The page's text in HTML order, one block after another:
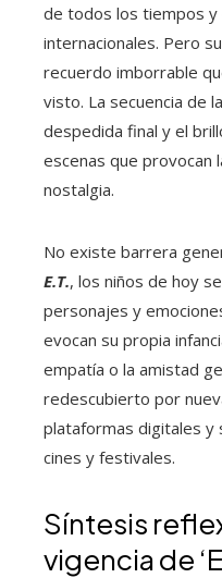
de todos los tiempos y
internacionales. Pero
recuerdo imborrable
visto. La secuencia de
despedida final y el
escenas que provocan
nostalgia.
No existe barrera
E.T., los niños de hoy
personajes y
evocan su propia
empatía o la amistad
redescubierto por
plataformas digitales y
cines y festivales.
Síntesis
vigencia de